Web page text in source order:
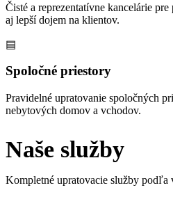
Čisté a reprezentatívne kancelárie
aj lepší dojem na klientov.
▤
Spoločné priestory
Pravidelné upratovanie spoločných
nebytových domov a vchodov.
Naše služby
Kompletné upratovacie služby podľa